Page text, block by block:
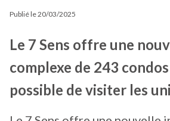
Publié le20/03/2025
Le 7 Sens offre une
complexe de 243
possible de visiter les